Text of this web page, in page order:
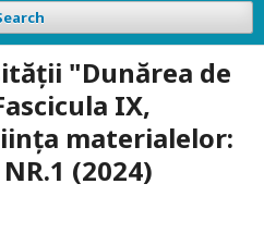
"Dunărea de
IX,
materialelor:
(2024)